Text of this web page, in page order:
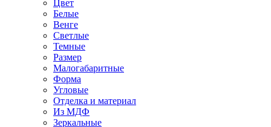
Цвет
Белые
Венге
Светлые
Темные
Размер
Малогабаритные
Форма
Угловые
Отделка и материал
Из МДФ
Зеркальные